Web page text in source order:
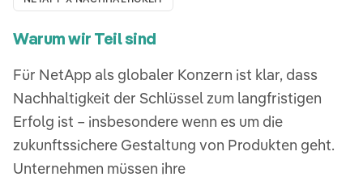
Warum wir Teil sind
Für NetApp als globaler Konzern ist klar, dass
Nachhaltigkeit der Schlüssel zum langfristigen
Erfolg ist – insbesondere wenn es um die
zukunftssichere Gestaltung von Produkten geht.
Unternehmen müssen ihre